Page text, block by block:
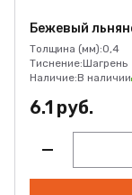
Бежевый
Толщина (мм):0,4
Тиснение:Шагрень
Наличие:В наличии
6.1 руб.